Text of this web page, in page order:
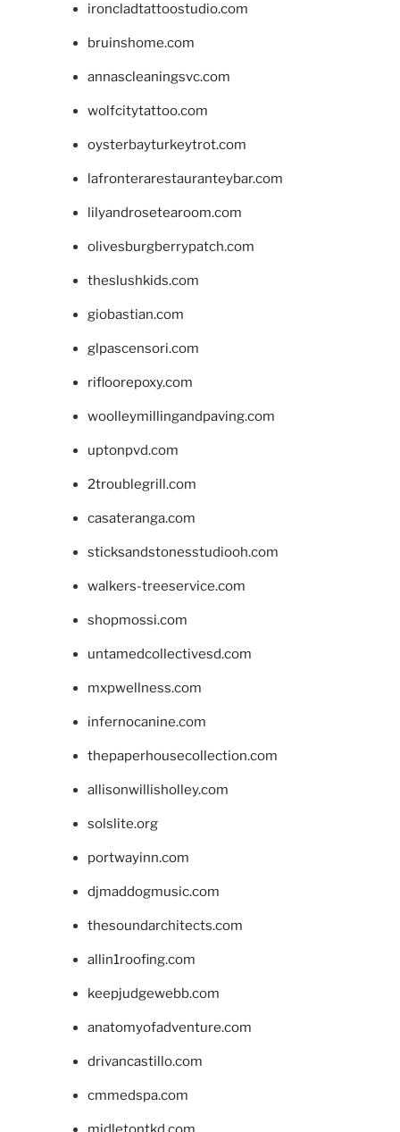
ironcladtattoostudio.com
bruinshome.com
annascleaningsvc.com
wolfcitytattoo.com
oysterbayturkeytrot.com
lafronterarestauranteybar.com
lilyandrosetearoom.com
olivesburgberrypatch.com
theslushkids.com
giobastian.com
glpascensori.com
rifloorepoxy.com
woolleymillingandpaving.com
uptonpvd.com
2troublegrill.com
casateranga.com
sticksandstonesstudiooh.com
walkers-treeservice.com
shopmossi.com
untamedcollectivesd.com
mxpwellness.com
infernocanine.com
thepaperhousecollection.com
allisonwillisholley.com
solslite.org
portwayinn.com
djmaddogmusic.com
thesoundarchitects.com
allin1roofing.com
keepjudgewebb.com
anatomyofadventure.com
drivancastillo.com
cmmedspa.com